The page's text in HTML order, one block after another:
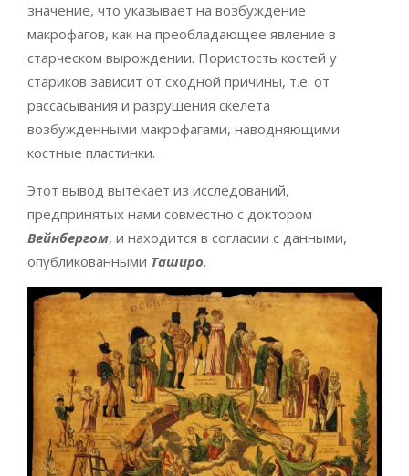
значение, что указывает на возбуждение
макрофагов, как на преобладающее явление в
старческом вырождении. Пористость костей у
стариков зависит от сходной причины, т.е. от
рассасывания и разрушения скелета
возбужденными макрофагами, наводняющими
костные пластинки.
Этот вывод вытекает из исследований,
предпринятых нами совместно с доктором
Вейнбергом, и находится в согласии с данными,
опубликованными Таширо.